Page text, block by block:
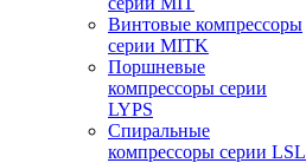
Винтовые компрессоры
серии MITK
Поршневые
компрессоры серии
LYPS
Спиральные
компрессоры серии LSL